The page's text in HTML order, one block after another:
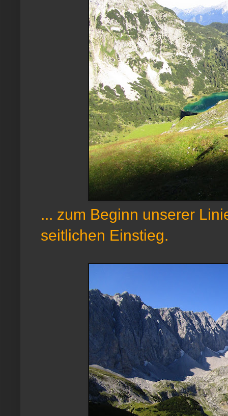
... zum Beginn unserer
seitlichen Einstieg.